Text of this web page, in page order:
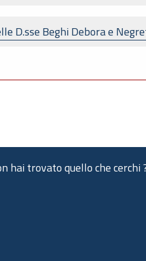
D.sse Beghi Debora e
hai trovato quello che cerchi